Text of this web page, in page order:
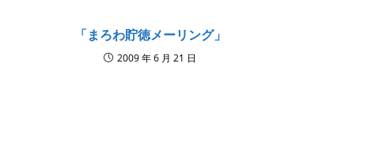
「まろわ貯徳メーリング」
2009 年 6 月 21 日